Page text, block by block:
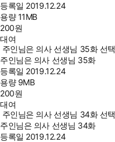
등록일 2019.12.24
용량11MB
200원
대여
주인님은 의사 선생님 35화 선택
주인님은 의사 선생님 35화
등록일 2019.12.24
용량 9MB
200원
대여
주인님은 의사 선생님 34화 선택
주인님은 의사 선생님 34화
등록일 2019.12.24